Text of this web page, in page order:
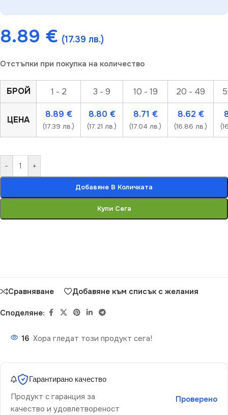
8.89 € (17.39 лв.)
Отстъпки при покупка на количество
БРОЙ 1 - 2 3 - 9 10 - 19 20 - 49
ЦЕНА
8.89 €
(17.39 лв.)
8.80 €
(17.21 лв.)
8.71 €
(17.04 лв.)
8.62 €
(16.86 лв.)
- +
Добавяне В Количката
Купи Сега
Сравняване Добавяне към списък с желания
Споделяне:
16 Хора гледат този продукт сега!
Гарантирано качество
Продукт с гаранция за
качество и удовлетвореност
Проверено